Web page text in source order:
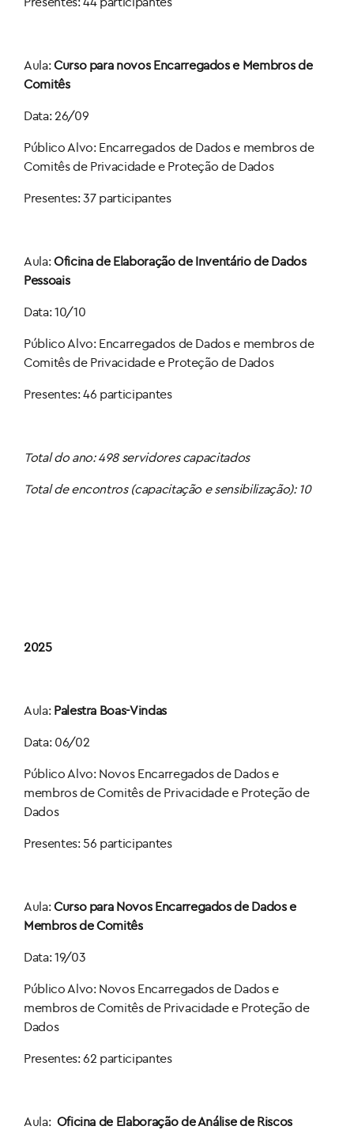
Aula:Curso para novos Encarregados e Membros de
Comitês
Data: 26/09
Público Alvo: Encarregados de Dados e membros de
Comitês de Privacidade e Proteção de Dados
Presentes: 37 participantes
Aula:Oficina de Elaboração de Inventário de Dados
Pessoais
Data: 10/10
Público Alvo: Encarregados de Dados e membros de
Comitês de Privacidade e Proteção de Dados
Presentes: 46 participantes
Total do ano: 498 servidores capacitados
Total de encontros (capacitação e sensibilização): 10
2025
Aula: Palestra Boas-Vindas
Data: 06/02
Público Alvo: Novos Encarregados de Dados e
membros de Comitês de Privacidade e Proteção de
Dados
Presentes: 56 participantes
Aula:Curso para Novos Encarregados de Dados e
Membros de Comitês
Data: 19/03
Público Alvo: Novos Encarregados de Dados e
membros de Comitês de Privacidade e Proteção de
Dados
Presentes: 62 participantes
Aula: Oficina de Elaboração de Análise de Riscos